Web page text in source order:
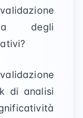
degli
di analisi